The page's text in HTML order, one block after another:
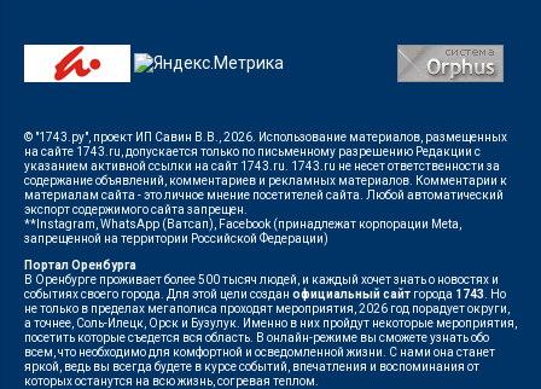
© "1743.ру", проект ИП Савин В.В., 2026. Использование материалов, размещенных
на сайте 1743.ru, допускается только по письменному разрешению Редакции с
указанием активной ссылки на сайт 1743.ru. 1743.ru не несет ответственности за
содержание объявлений, комментариев и рекламных материалов. Комментарии к
материалам сайта - это личное мнение посетителей сайта. Любой автоматический
экспорт содержимого сайта запрещен.
**Instagram, WhatsApp (Ватсап), Facebook (принадлежат корпорации Meta,
запрещенной на территории Российской Федерации)
Портал Оренбурга
В Оренбурге проживает более 500 тысяч людей, и каждый хочет знать о новостях и
событиях своего города. Для этой цели создан официальный сайт города 1743 . Но
не только в пределах мегаполиса проходят мероприятия, 2026 год порадует округи,
а точнее, Соль-Илецк, Орск и Бузулук. Именно в них пройдут некоторые мероприятия,
посетить которые съедется вся область. В онлайн-режиме вы сможете узнать обо
всем, что необходимо для комфортной и осведомленной жизни. С нами она станет
яркой, ведь вы всегда будете в курсе событий, впечатления и воспоминания от
которых останутся на всю жизнь, согревая теплом.